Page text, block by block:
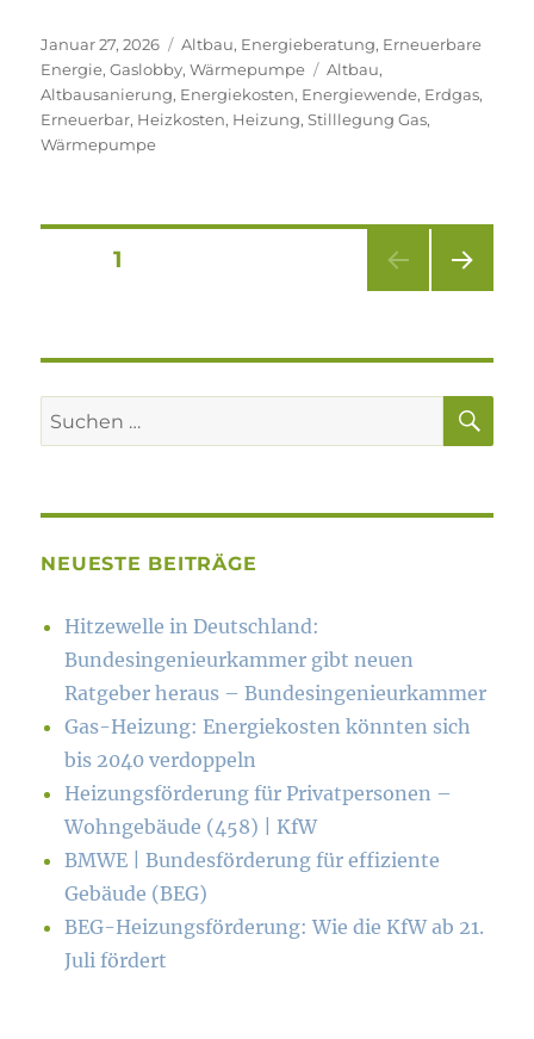
Veröffentlicht
am
Januar 27, 2026 Kategorien
Altbau, Energieberatung, Erneuerbare
Energie,Gaslobby,Wärmepumpe Schlagwörter
Altbau,
Altbausanierung, Energiekosten, Energiewende, Erdgas,
Erneuerbar, Heizkosten, Heizung,Stilllegung Gas,
Wärmepumpe
Seitennummerierung
Beiträge
SEITE1
E
Suchen
nach:
NEUESTE BEITRÄGE
Hitzewelle in Deutschland:
Bundesingenieurkammer gibt neuen
Ratgeber heraus – Bundesingenieurkammer
Gas-Heizung: Energiekosten könn­ten sich
bis 2040 verdoppeln
Heizungsförderung für Privatpersonen –
Wohngebäude (458) | KfW
BMWE | Bundesförderung für effiziente
Gebäude (BEG)
BEG-Heizungsförderung: Wie die KfW ab 21.
Juli fördert